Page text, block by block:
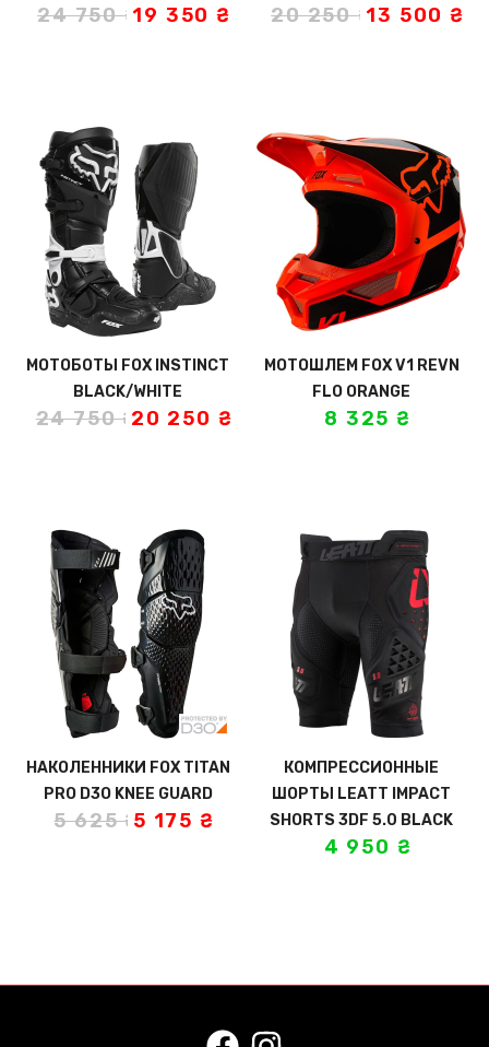
24 750₴ 19 350₴ 20 250₴ 13 500₴
МОТОБОТЫ FOX INSTINCT
BLACK/WHITE
24 750₴ 20 250 ₴
МОТОШЛЕМ FOX V1 REVN
FLO ORANGE
8 325 ₴
НАКОЛЕННИКИ FOX TITAN
PRO D3O KNEE GUARD
5 625₴ 5 175 ₴
КОМПРЕССИОННЫЕ
ШОРТЫ LEATT IMPACT
SHORTS 3DF 5.0 BLACK
4 950 ₴